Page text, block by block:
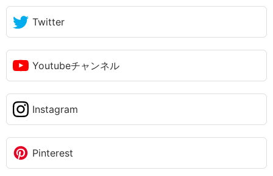
Twitter
Youtubeチャンネル
Instagram
Pinterest